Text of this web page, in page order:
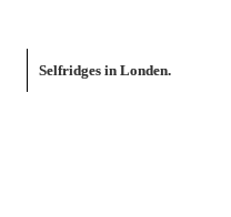
Selfridges in Londen.